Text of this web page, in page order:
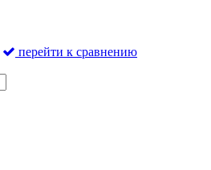
перейти к сравнению